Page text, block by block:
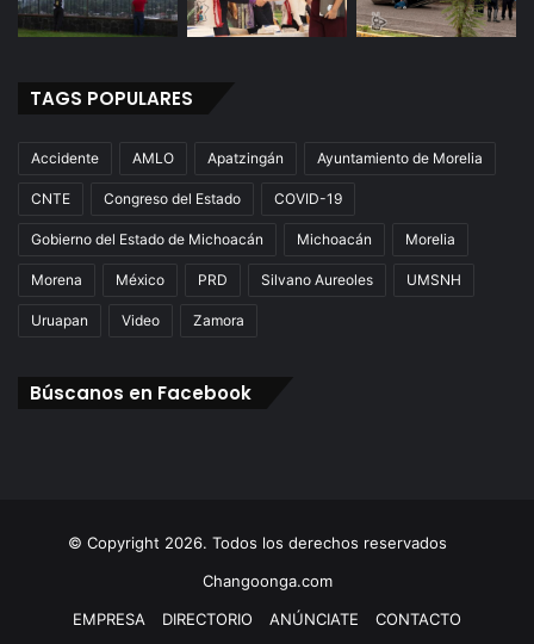
TAGS POPULARES
Accidente AMLO Apatzingán Ayuntamiento de Morelia
CNTE Congreso del Estado COVID-19
Gobierno del Estado de Michoacán Michoacán Morelia
Morena México PRD Silvano Aureoles UMSNH
Uruapan Video Zamora
Búscanos en Facebook
© Copyright 2026. Todos los derechos reservados
Changoonga.com
EMPRESA
DIRECTORIO ANÚNCIATE CONTACTO